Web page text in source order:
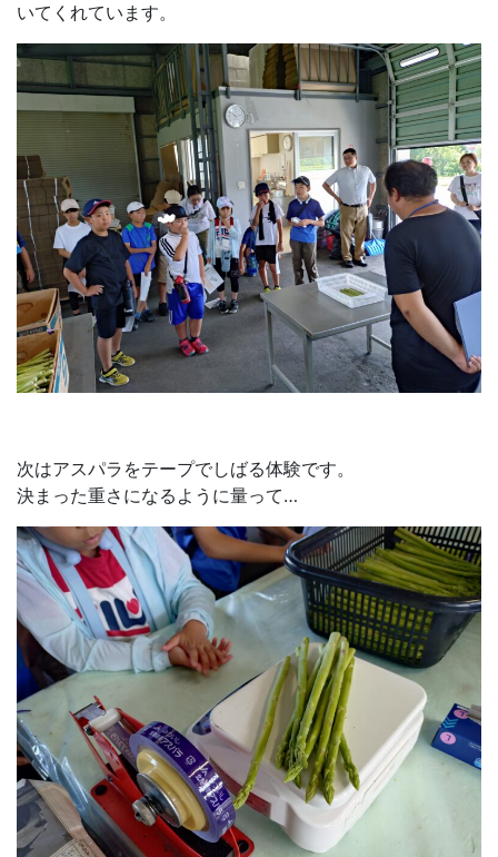
いてくれています。
次はアスパラをテープでしばる体験です。
決まった重さになるように量って…